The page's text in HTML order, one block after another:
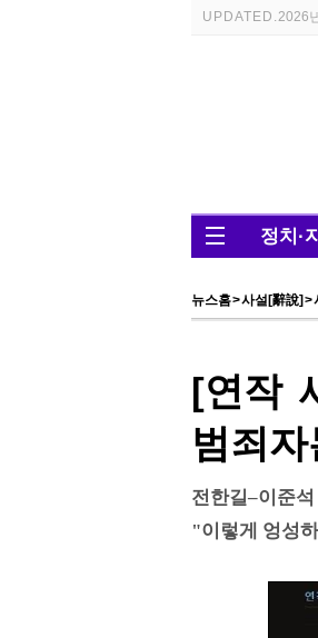
UPDATED.2026
정치·
뉴스홈>사설[辭說] >
[연작
범죄
전한길–이준
"이렇게 엉성